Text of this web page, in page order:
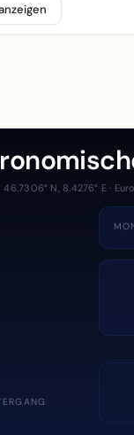
46.7306° N, 8.4276° E ·